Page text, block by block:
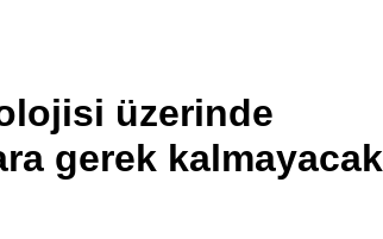
üzerinde
gerek kalmayacak